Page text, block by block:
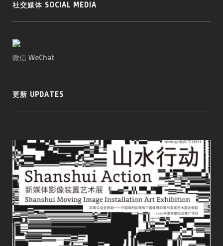
社交媒体 SOCIAL MEDIA
微信 WeChat
更新 UPDATES